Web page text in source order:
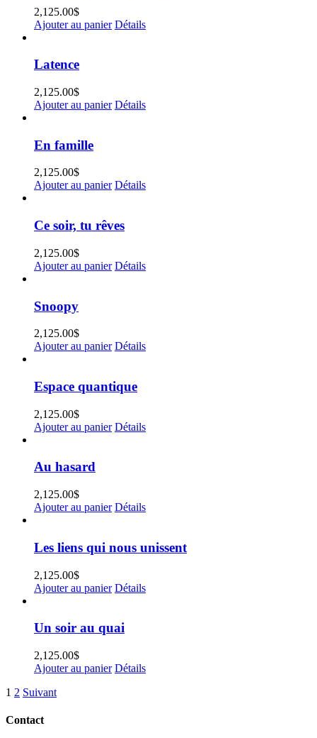
2,125.00$
Ajouter au panier Détails
Latence
2,125.00$
Ajouter au panier Détails
En famille
2,125.00$
Ajouter au panier Détails
Ce soir, tu rêves
2,125.00$
Ajouter au panier Détails
Snoopy
2,125.00$
Ajouter au panier Détails
Espace quantique
2,125.00$
Ajouter au panier Détails
Au hasard
2,125.00$
Ajouter au panier Détails
Les liens qui nous unissent
2,125.00$
Ajouter au panier Détails
Un soir au quai
2,125.00$
Ajouter au panier Détails
1 2 Suivant
Contact